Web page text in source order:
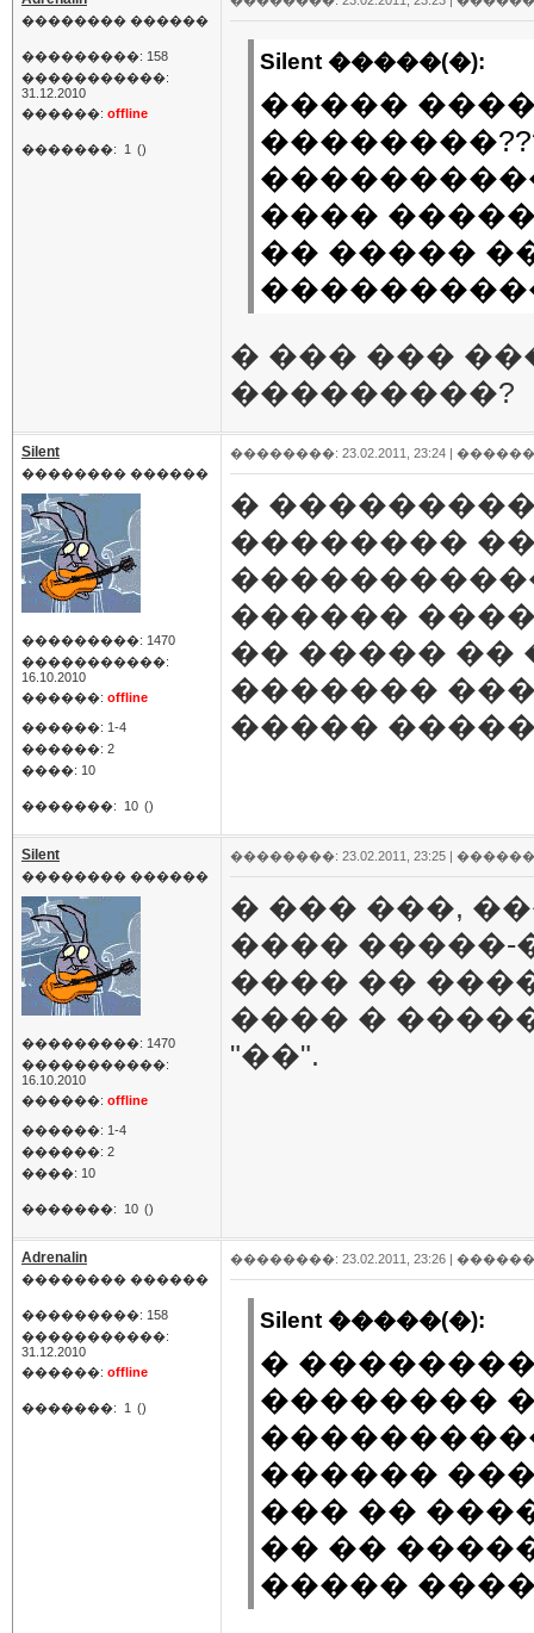
�������� ������
���������: 158
�����������:
31.12.2010
������: offline
�������: 1 ()
Silent �����(�):
�����
����
�� �����
� ��� ���
���������?
Silent
�������� ������
���������: 1470
�����������:
16.10.2010
������: offline
������: 1-4
������: 2
����: 10
�������: 10 ()
��������: 23.02.2011, 23:24 |
�
��������
������
�� ����� ��
�������
�����
Silent
�������� ������
���������: 1470
�����������:
16.10.2010
������: offline
������: 1-4
������: 2
����: 10
�������: 10 ()
��������: 23.02.2011, 23:25 |
� ��� ���,
���� �����-
���� ��
���� �
"��".
Adrenalin
�������� ������
���������: 158
�����������:
31.12.2010
������: offline
�������: 1 ()
��������: 23.02.2011, 23:26 |
Silent �����(�):
�
��������
������
��� ��
�� ��
�����